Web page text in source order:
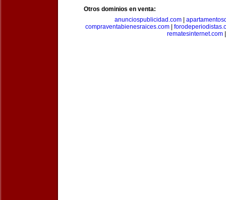
Otros dominios en venta:
anunciospublicidad.com|
compraventabienesraices.com
rematesinternet.com|